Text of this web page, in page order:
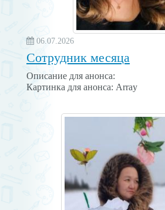
06.07.2026
Сотрудник месяца
Описание для анонса:
Картинка для анонса: Array